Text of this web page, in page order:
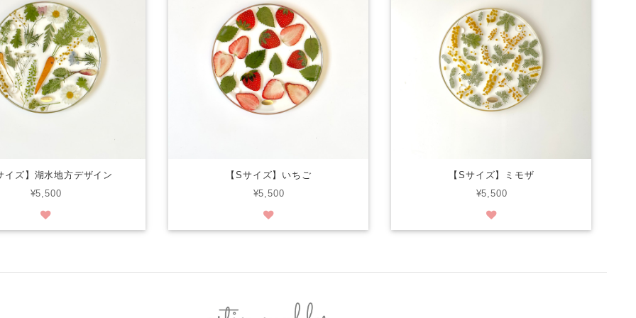
イズ】湖水地方デザイン
¥5,500
【Sサイズ】いちご
¥5,500
【Sサイズ】ミモザ
¥5,500